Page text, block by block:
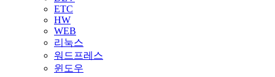
ETC
HW
WEB
리눅스
워드프레스
윈도우